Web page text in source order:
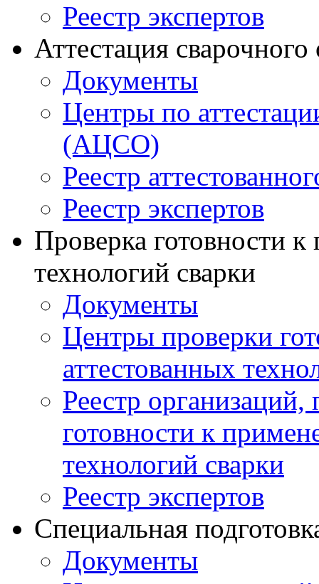
Реестр экспертов
Аттестация
Документы
Центры по
(АЦСО)
Реестр
Реестр экспертов
Проверка готовности
технологий сварки
Документы
Центры проверки
аттестованных
Реестр
готовности к
технологий сварки
Реестр экспертов
Специальная
Документы